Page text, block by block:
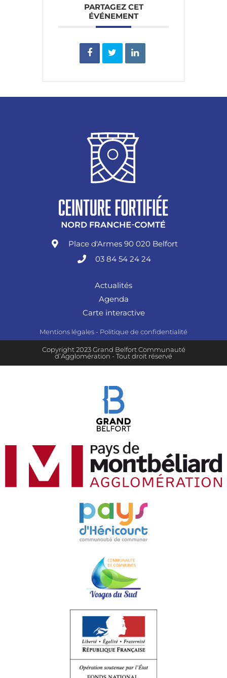
PARTAGEZ CET
ÉVÉNEMENT
Place d'Armes 90 020 Belfort
03 84 54 24 24
Actualités
Agenda
Carte interactive
Mentions légales - Politique de confidentialité
Copyright 2023 Grand Belfort Communauté
d’Agglomération - Tout droit réservé